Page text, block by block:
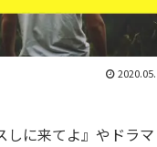
しに来てよ』やドラ